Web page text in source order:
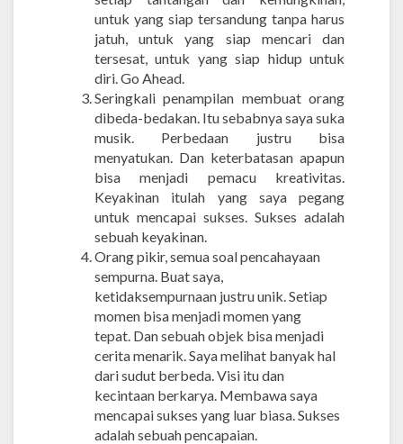
untuk yang siap tersandung tanpa harus
jatuh, untuk yang siap mencari dan
tersesat, untuk yang siap hidup untuk
diri. Go Ahead.
Seringkali penampilan membuat orang
dibeda-bedakan. Itu sebabnya saya suka
musik. Perbedaan justru bisa
menyatukan. Dan keterbatasan apapun
bisa menjadi pemacu kreativitas.
Keyakinan itulah yang saya pegang
untuk mencapai sukses. Sukses adalah
sebuah keyakinan.
Orang pikir, semua soal pencahayaan
sempurna. Buat saya,
ketidaksempurnaan justru unik. Setiap
momen bisa menjadi momen yang
tepat. Dan sebuah objek bisa menjadi
cerita menarik. Saya melihat banyak hal
dari sudut berbeda. Visi itu dan
kecintaan berkarya. Membawa saya
mencapai sukses yang luar biasa. Sukses
adalah sebuah pencapaian.